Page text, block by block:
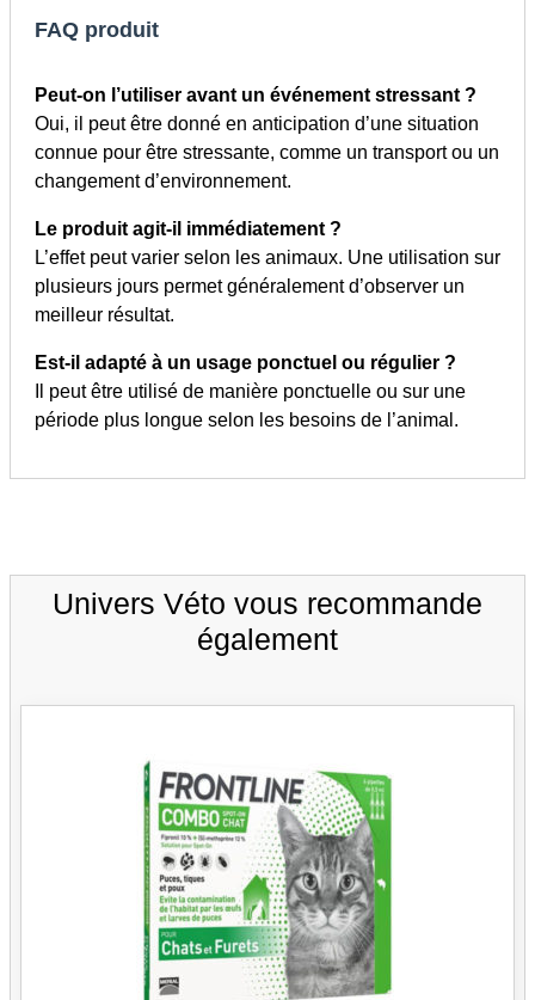
FAQ produit
Peut-on l’utiliser avant un événement stressant ?
Oui, il peut être donné en anticipation d’une situation
connue pour être stressante, comme un transport ou un
changement d’environnement.
Le produit agit-il immédiatement ?
L’effet peut varier selon les animaux. Une utilisation sur
plusieurs jours permet généralement d’observer un
meilleur résultat.
Est-il adapté à un usage ponctuel ou régulier ?
Il peut être utilisé de manière ponctuelle ou sur une
période plus longue selon les besoins de l’animal.
Univers Véto vous recommande
également